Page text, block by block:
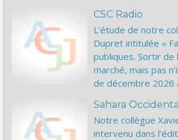
CSC Radio
L’étude de notre
Dupret intitulée «
publiques. Sortir de
marché, mais pas
de décembre 2026
Sahara Occidental
Notre collègue
intervenu dans